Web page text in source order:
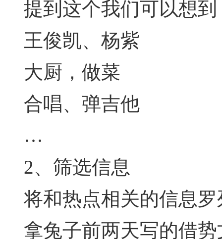
提到这个我们可以想到
王俊凯、杨紫
大厨，做菜
合唱、弹吉他
…
2、筛选信息
将和热点相关的信息
拿兔子前两天写的借